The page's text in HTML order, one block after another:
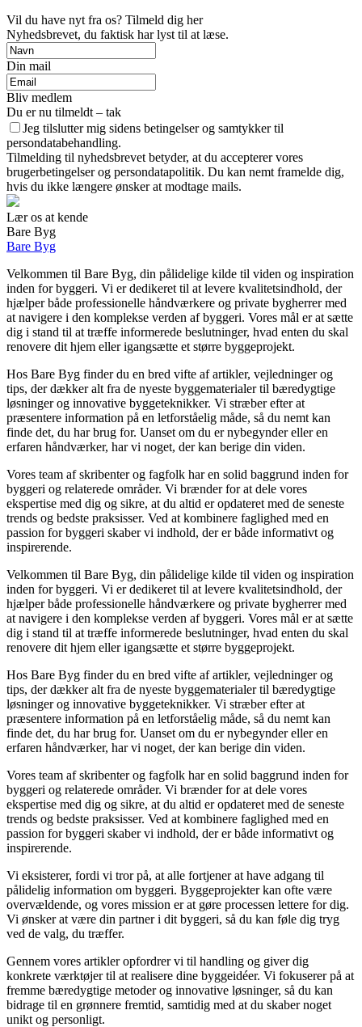
Vil du have nyt fra os? Tilmeld dig her
Nyhedsbrevet, du faktisk har lyst til at læse.
Din mail
Bliv medlem
Du er nu tilmeldt – tak
Jeg tilslutter mig sidens betingelser og samtykker til
persondatabehandling.
Tilmelding til nyhedsbrevet betyder, at du accepterer vores
brugerbetingelser og persondatapolitik. Du kan nemt framelde dig,
hvis du ikke længere ønsker at modtage mails.
Lær os at kende
Bare Byg
Bare Byg
Velkommen til Bare Byg, din pålidelige kilde til viden og inspiration
inden for byggeri. Vi er dedikeret til at levere kvalitetsindhold, der
hjælper både professionelle håndværkere og private bygherrer med
at navigere i den komplekse verden af byggeri. Vores mål er at sætte
dig i stand til at træffe informerede beslutninger, hvad enten du skal
renovere dit hjem eller igangsætte et større byggeprojekt.
Hos Bare Byg finder du en bred vifte af artikler, vejledninger og
tips, der dækker alt fra de nyeste byggematerialer til bæredygtige
løsninger og innovative byggeteknikker. Vi stræber efter at
præsentere information på en letforståelig måde, så du nemt kan
finde det, du har brug for. Uanset om du er nybegynder eller en
erfaren håndværker, har vi noget, der kan berige din viden.
Vores team af skribenter og fagfolk har en solid baggrund inden for
byggeri og relaterede områder. Vi brænder for at dele vores
ekspertise med dig og sikre, at du altid er opdateret med de seneste
trends og bedste praksisser. Ved at kombinere faglighed med en
passion for byggeri skaber vi indhold, der er både informativt og
inspirerende.
Velkommen til Bare Byg, din pålidelige kilde til viden og inspiration
inden for byggeri. Vi er dedikeret til at levere kvalitetsindhold, der
hjælper både professionelle håndværkere og private bygherrer med
at navigere i den komplekse verden af byggeri. Vores mål er at sætte
dig i stand til at træffe informerede beslutninger, hvad enten du skal
renovere dit hjem eller igangsætte et større byggeprojekt.
Hos Bare Byg finder du en bred vifte af artikler, vejledninger og
tips, der dækker alt fra de nyeste byggematerialer til bæredygtige
løsninger og innovative byggeteknikker. Vi stræber efter at
præsentere information på en letforståelig måde, så du nemt kan
finde det, du har brug for. Uanset om du er nybegynder eller en
erfaren håndværker, har vi noget, der kan berige din viden.
Vores team af skribenter og fagfolk har en solid baggrund inden for
byggeri og relaterede områder. Vi brænder for at dele vores
ekspertise med dig og sikre, at du altid er opdateret med de seneste
trends og bedste praksisser. Ved at kombinere faglighed med en
passion for byggeri skaber vi indhold, der er både informativt og
inspirerende.
Vi eksisterer, fordi vi tror på, at alle fortjener at have adgang til
pålidelig information om byggeri. Byggeprojekter kan ofte være
overvældende, og vores mission er at gøre processen lettere for dig.
Vi ønsker at være din partner i dit byggeri, så du kan føle dig tryg
ved de valg, du træffer.
Gennem vores artikler opfordrer vi til handling og giver dig
konkrete værktøjer til at realisere dine byggeidéer. Vi fokuserer på at
fremme bæredygtige metoder og innovative løsninger, så du kan
bidrage til en grønnere fremtid, samtidig med at du skaber noget
unikt og personligt.